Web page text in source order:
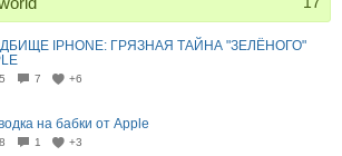
IPHONE: ГРЯЗНАЯ ТАЙНА "ЗЕЛЁНОГО"
7 +6
на бабки от Apple
1 +3